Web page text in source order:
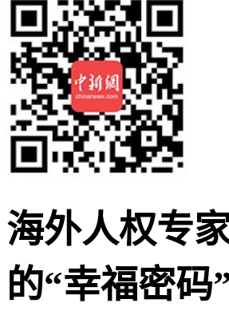
海外人权专
的“幸福密码